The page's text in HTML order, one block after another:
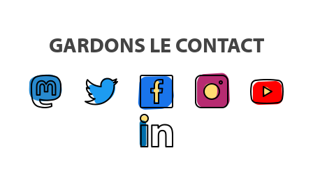
GARDONS LE CONTACT